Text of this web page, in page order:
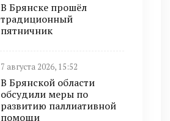
В Брянске прошёл
традиционный
пятничник
7 августа 2026, 15:52
В Брянской области
обсудили меры по
развитию паллиативной
помощи